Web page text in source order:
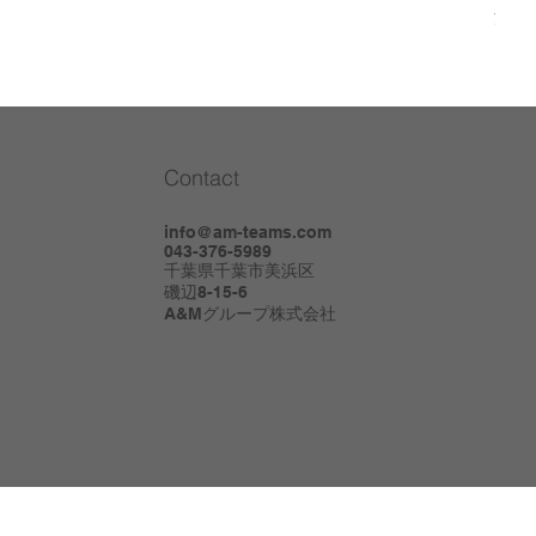
消費
info@am-teams.com
043-376-5989
千葉県千葉市美浜区
磯辺8-15-6
A&Mグループ株式会社
Contact